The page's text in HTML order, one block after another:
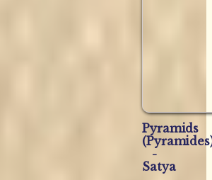
Pyramids
-
Satya